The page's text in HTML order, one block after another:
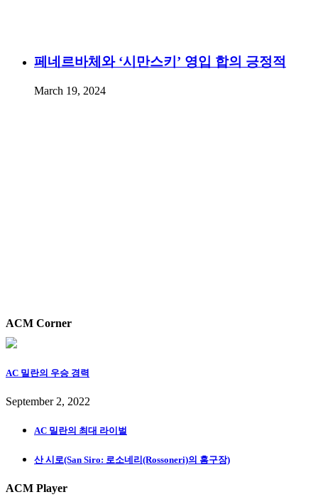
페네르바체와 ‘시만스키’ 영입 합의 긍정적
March 19, 2024
ACM Corner
AC 밀란의 우승 경력
September 2, 2022
AC 밀란의 최대 라이벌
산 시로(San Siro: 로소네리(Rossoneri)의 홈구장)
ACM Player